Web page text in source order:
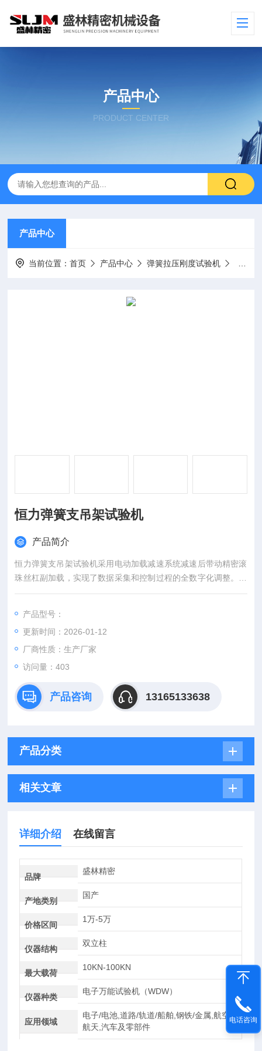
产品中心
PRODUCT CENTER
产品中心
当前位置：首页 产品中心 弹簧拉压刚度试验机
恒力弹簧支吊架试验机
产品简介
恒力弹簧支吊架试验机采用电动加载减速系统减速后带动精密滚
珠丝杠副加载，实现了数据采集和控制过程的全数字化调整。能
对拉簧、压簧、碟簧、塔簧、板簧、卡簧、片弹簧、复合弹簧、
刚度等强度试验和分析。
产品型号：
更新时间：2026-01-12
厂商性质：生产厂家
访问量：403
产品咨询 13165133638
产品分类
相关文章
详细介绍 在线留言
品牌
盛林精密
产地类别
国产
价格区间
1万-5万
仪器结构
双立柱
最大载荷
10KN-100KN
仪器种类
电子万能试验机（WDW）
应用领域
电子/电池,道路/轨道/船舶,钢铁/金属,航空
航天,汽车及零部件
电话咨询